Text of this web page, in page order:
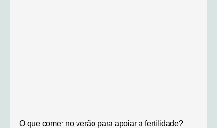
O que comer no verão para apoiar a fertilidade?